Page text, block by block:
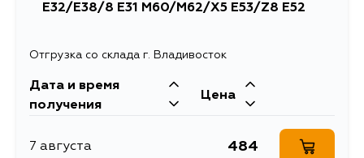
E32/E38/8 E31 M60/M62/X5 E53/Z8 E52
Отгрузка со склада г. Владивосток
Дата и время
получения
Цена
7 августа 484